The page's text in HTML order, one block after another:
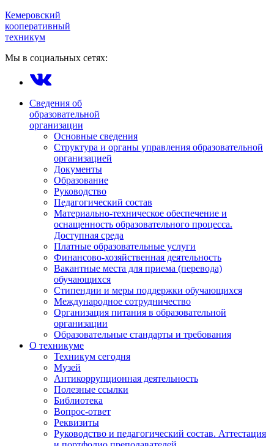
Кемеровский
кооперативный
техникум
Мы в социальных сетях:
Сведения об
образовательной
организации
Основные сведения
Структура и органы управления образовательной
организацией
Документы
Образование
Руководство
Педагогический состав
Материально-техническое обеспечение и
оснащенность образовательного процесса.
Доступная среда
Платные образовательные услуги
Финансово-хозяйственная деятельность
Вакантные места для приема (перевода)
обучающихся
Стипендии и меры поддержки обучающихся
Международное сотрудничество
Организация питания в образовательной
организации
Образовательные стандарты и требования
О техникуме
Техникум сегодня
Музей
Антикоррупционная деятельность
Полезные ссылки
Библиотека
Вопрос-ответ
Реквизиты
Руководство и педагогический состав. Аттестация